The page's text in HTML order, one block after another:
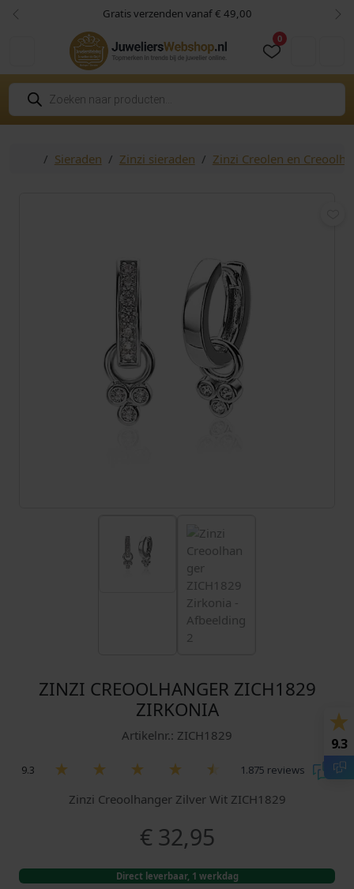
Skip to content
Skip to footer Gratis verzenden vanaf € 49,00
Vorige
0
P
o
d
HomeSieraden Zinzi sieraden Zinzi Creolen en
ZINZI CREOOLHANGER ZICH1829
ZIRKONIA
Artikelnr.: ZICH1829
9.3 1.875 reviews
Zinzi Creoolhanger Zilver Wit ZICH1829
€32,95
Direct leverbaar, 1 werkdag
9.3